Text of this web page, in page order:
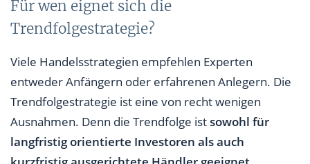
Für wen eignet sich die
Trendfolgestrategie?
Viele Handelsstrategien empfehlen Experten
entweder Anfängern oder erfahrenen Anlegern. Die
Trendfolgestrategie ist eine von recht wenigen
Ausnahmen. Denn die Trendfolge istsowohl für
langfristig orientierte Investoren als auch